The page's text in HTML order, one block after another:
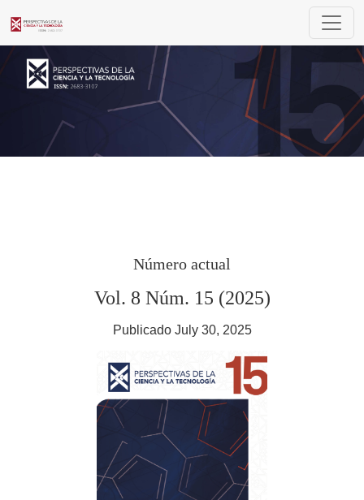
Perspectivas de la Ciencia y la Tecnología
Número actual
Vol. 8 Núm. 15 (2025)
Publicado July 30, 2025